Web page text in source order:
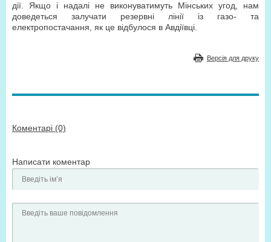
дії. Якщо і надалі не виконуватимуть Мінських угод, нам
доведеться залучати резервні лінії із газо- та
електропостачання, як це відбулося в Авдіївці.
Версія для друку
Коментарі (0)
Написати коментар